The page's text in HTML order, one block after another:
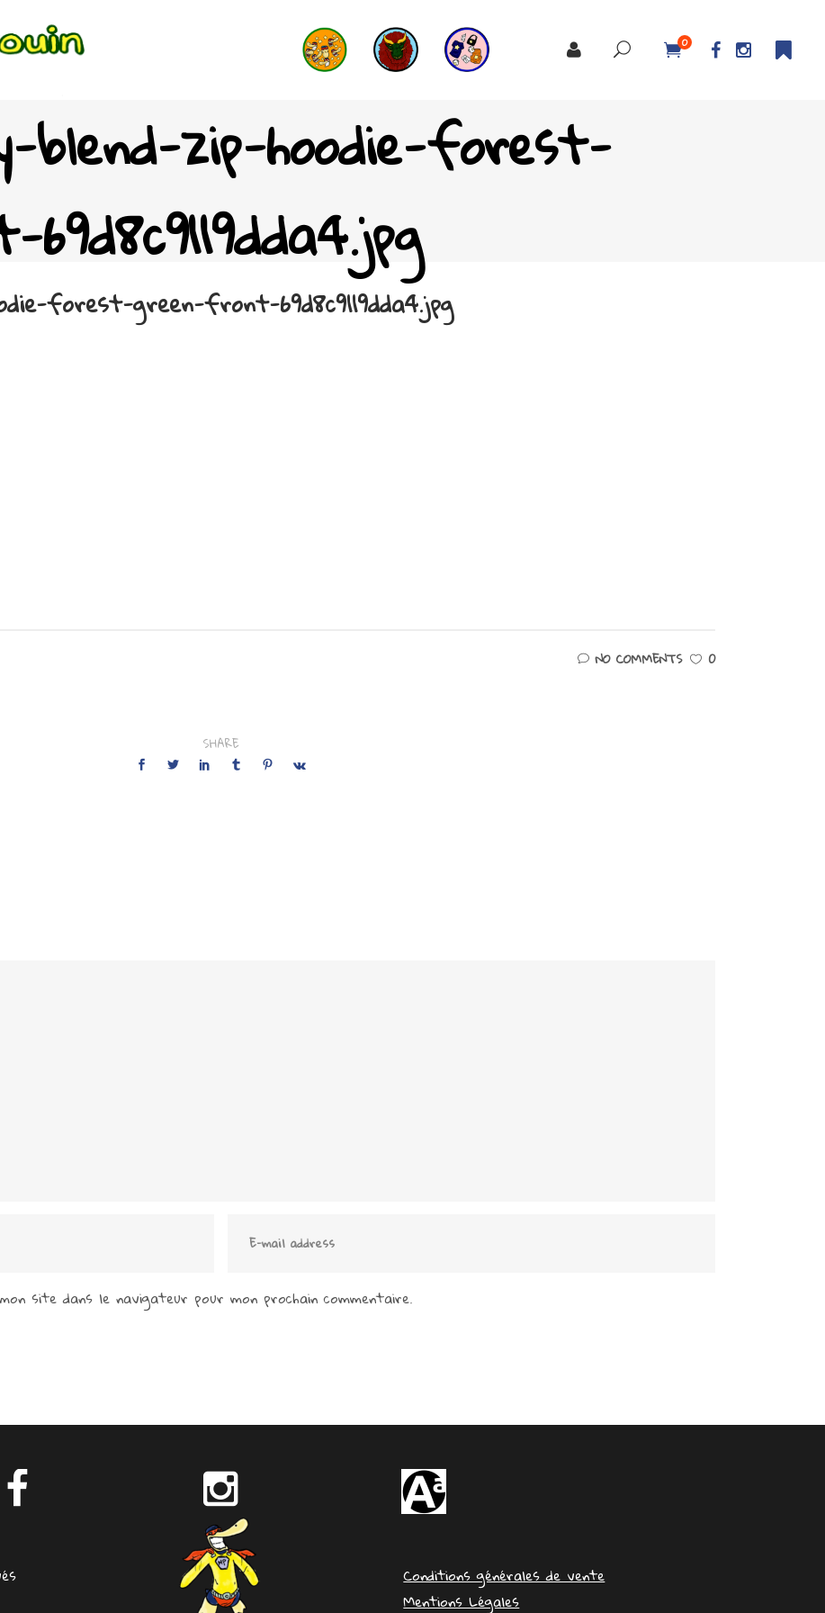
0
blend-zip-hoodie-forest-
forest-green-front-69d8c9119dda4.jpg
NO COMMENTS 0
SHARE
site dans le navigateur pour mon prochain commentaire.
Conditions générales de vente
Mentions Légales